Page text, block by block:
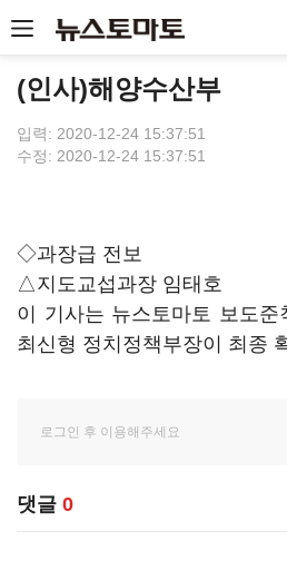
(인사)해양수산부
입력: 2020-12-24 15:37:51
수정: 2020-12-24 15:37:51
◇과장급 전보
△지도교섭과장 임태호
이 기사는 뉴스토마토 보도
최신형 정치정책부장이 최종
댓글 0